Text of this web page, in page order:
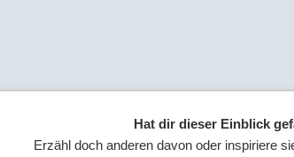
Hat dir dieser Einblick
Erzähl doch anderen davon oder inspiriere